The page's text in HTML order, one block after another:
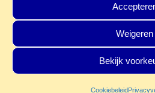
Weigeren
Bekijk
Cookiebeleid
© Copyright - Poppentheater Cassiopeia |
reCAPTCHA and the GooglePrivacy Policy